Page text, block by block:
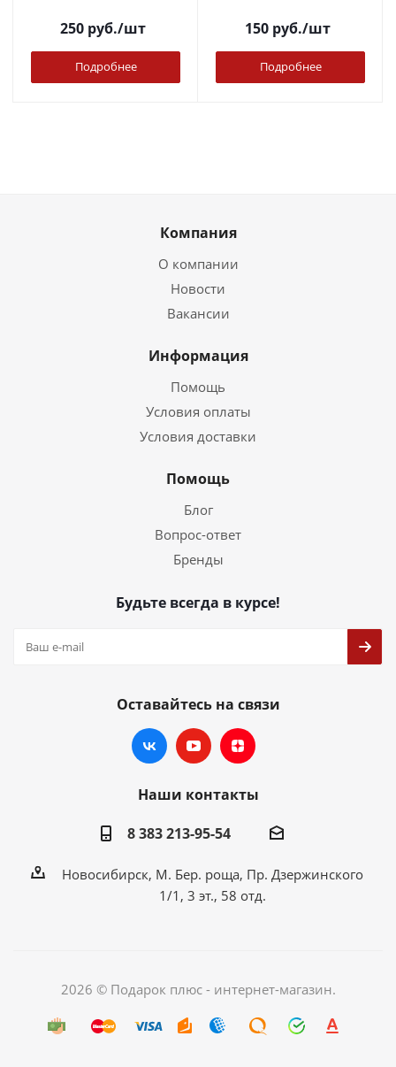
250руб./шт
Подробнее
150руб./шт
Подробнее
Компания
О компании
Новости
Вакансии
Информация
Помощь
Условия оплаты
Условия доставки
Помощь
Блог
Вопрос-ответ
Бренды
Будьте всегда в курсе!
Оставайтесь на связи
Наши контакты
8 383 213-95-54
Новосибирск, М. Бер. роща, Пр. Дзержинского
1/1, 3 эт., 58 отд.
2026 © Подарок плюс - интернет-магазин.